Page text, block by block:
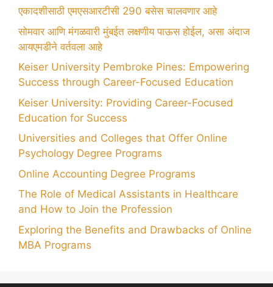
एकादशीसाठी एमएसआरटीसी 290 बसेस चालवणार आहे
सोमवार आणि मंगळवारी मुंबईत लक्षणीय पाऊस होईल, असा अंदाज
आयएमडीने वर्तवला आहे
Keiser University Pembroke Pines: Empowering
Success through Career-Focused Education
Keiser University: Providing Career-Focused
Education for Success
Universities and Colleges that Offer Online
Psychology Degree Programs
Online Accounting Degree Programs
The Role of Medical Assistants in Healthcare
and How to Join the Profession
Exploring the Benefits and Drawbacks of Online
MBA Programs